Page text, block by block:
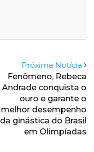
Próxima Notícia
Fenômeno, Rebeca
Andrade conquista o
ouro e garante o
melhor desempenho
da ginástica do Brasil
em Olimpíadas